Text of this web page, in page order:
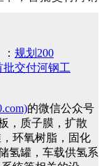
规划200
交付河钢工
的微信公众号
，质子膜，扩散
环氧树脂，固化
氢罐，车载供氢系